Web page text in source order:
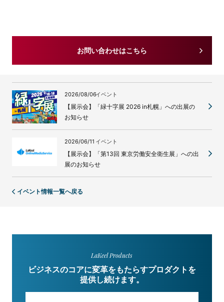
お問い合わせはこちら
2026/08/06イベント
【展示会】「緑十字展 2026 in札幌」への出展の
お知らせ
2026/06/11 イベント
【展示会】「第13回 東京労働安全衛生展」への出
展のお知らせ
イベント情報一覧へ戻る
LaKeel Products
ビジネスのコアに変革をもたらすプロダクトを
提供し続けます。